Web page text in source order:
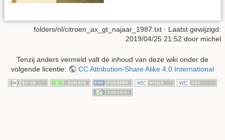
folders/nl/citroen_ax_gt_najaar_1987.txt · Laatst gewijzigd:
2019/04/25 21:52 door michel
Tenzij anders vermeld valt de inhoud van deze wiki onder de
volgende licentie:
CC Attribution-Share Alike 4.0 International